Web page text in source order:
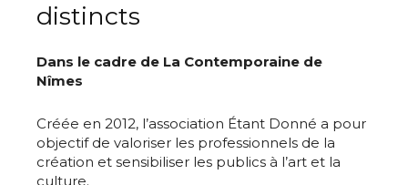
distincts
Dans le cadre de La Contemporaine de
Nîmes
Créée en 2012, l’association Étant Donné a pour
objectif de valoriser les professionnels de la
création et sensibiliser les publics à l’art et la
culture.